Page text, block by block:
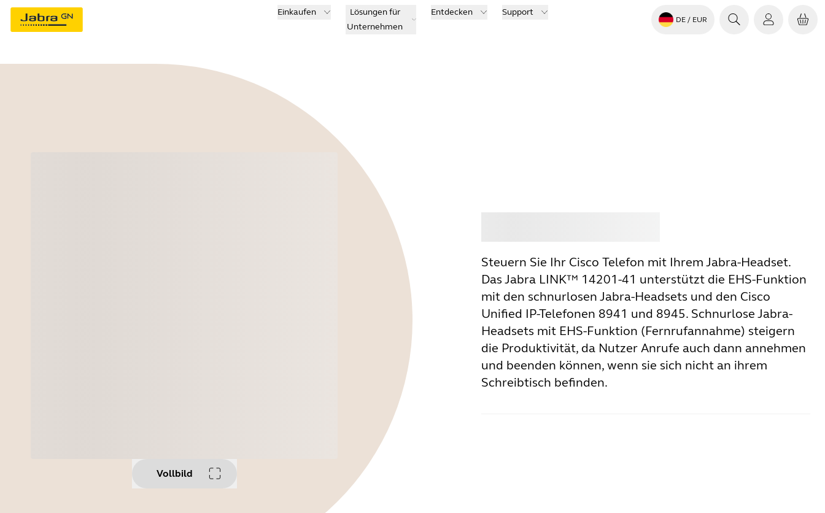
Einkaufen
Lösungen für
Unternehmen
Entdecken Support
DE / EUR
Vollbild
Steuern Sie Ihr Cisco Telefon mit Ihrem Jabra-Headset.
Das Jabra LINK™ 14201-41 unterstützt die EHS-Funktion
mit den schnurlosen Jabra-Headsets und den Cisco
Unified IP-Telefonen 8941 und 8945. Schnurlose Jabra-
Headsets mit EHS-Funktion (Fernrufannahme) steigern
die Produktivität, da Nutzer Anrufe auch dann annehmen
und beenden können, wenn sie sich nicht an ihrem
Schreibtisch befinden.